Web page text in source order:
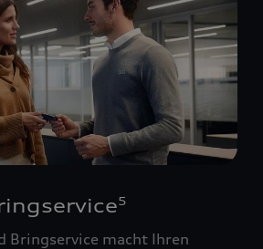
5
Bringservice macht Ihren